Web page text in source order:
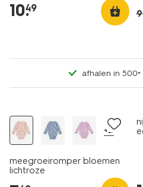
10.
49
9
afhalen in
+2
meegroeiromper bloemen
lichtroze